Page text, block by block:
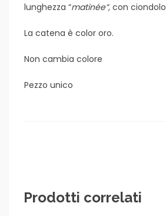
lunghezza “matinée”, con
La catena è color oro.
Non cambia colore
Pezzo unico
Prodotti correlati